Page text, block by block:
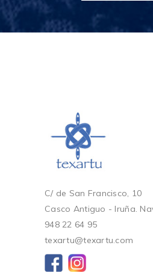
C/ de San Francisco, 10
Casco Antiguo - Iruña.
948 22 64 95
texartu@texartu.com